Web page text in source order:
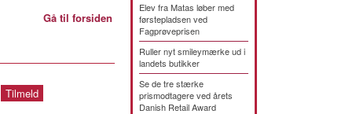
Gå til forsiden
Elev fra Matas løber med
førstepladsen ved
Fagprøveprisen
Ruller nyt smileymærke ud i
landets butikker
Se de tre stærke
prismodtagere ved årets
Danish Retail Award